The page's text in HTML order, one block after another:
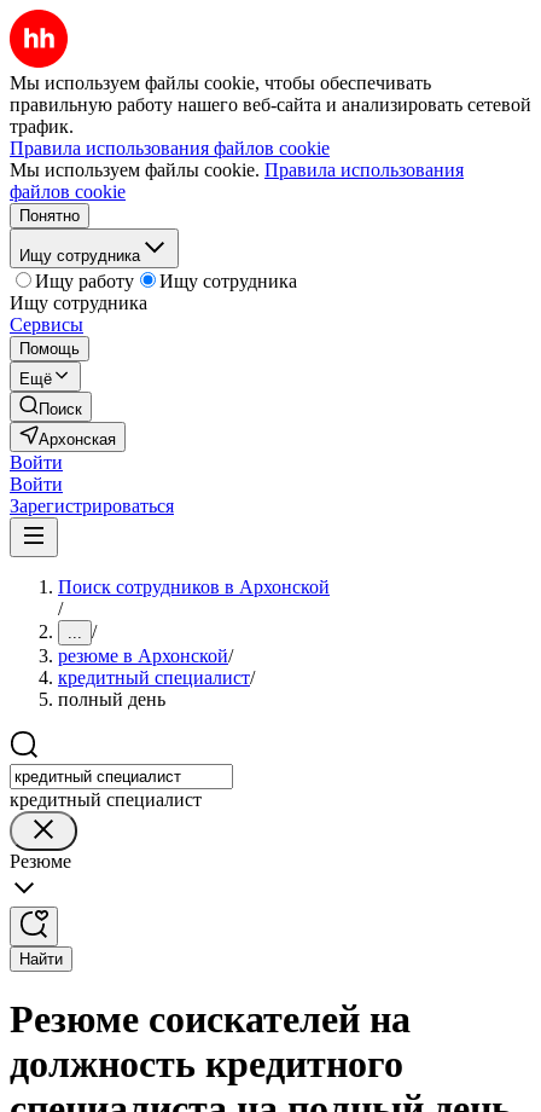
Мы используем файлы cookie, чтобы обеспечивать
правильную работу нашего веб-сайта и анализировать сетевой
трафик.
Правила использования файлов cookie
Мы используем файлы cookie. Правила использования
файлов cookie
Понятно
Ищу сотрудника
Ищу работу
Ищу сотрудника
Ищу сотрудника
Сервисы
Помощь
Ещё
Поиск
Архонская
Войти
Войти
Зарегистрироваться
Поиск сотрудников в Архонской
/
... /
резюме в Архонской/
кредитный специалист/
полный день
кредитный специалист
Резюме
Найти
Резюме соискателей на
должность кредитного